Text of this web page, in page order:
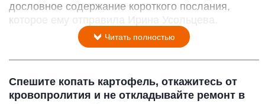
дословное содержание короткого послания,
которое ему отправила Ирина Усольцева.
Читать полностью
Спешите копать картофель, откажитесь от
кровопролития и не откладывайте ремонт в